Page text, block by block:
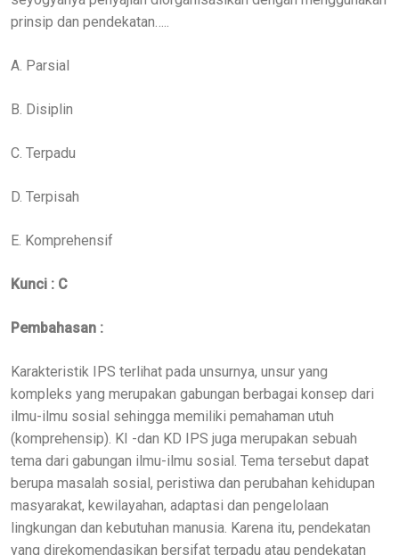
prinsip dan pendekatan…..
A. Parsial
B. Disiplin
C. Terpadu
D. Terpisah
E. Komprehensif
Kunci : C
Pembahasan :
Karakteristik IPS terlihat pada unsurnya, unsur yang
kompleks yang merupakan gabungan berbagai konsep dari
ilmu-ilmu sosial sehingga memiliki pemahaman utuh
(komprehensip). KI -dan KD IPS juga merupakan sebuah
tema dari gabungan ilmu-ilmu sosial. Tema tersebut dapat
berupa masalah sosial, peristiwa dan perubahan kehidupan
masyarakat, kewilayahan, adaptasi dan pengelolaan
lingkungan dan kebutuhan manusia. Karena itu, pendekatan
yang direkomendasikan bersifat terpadu atau pendekatan